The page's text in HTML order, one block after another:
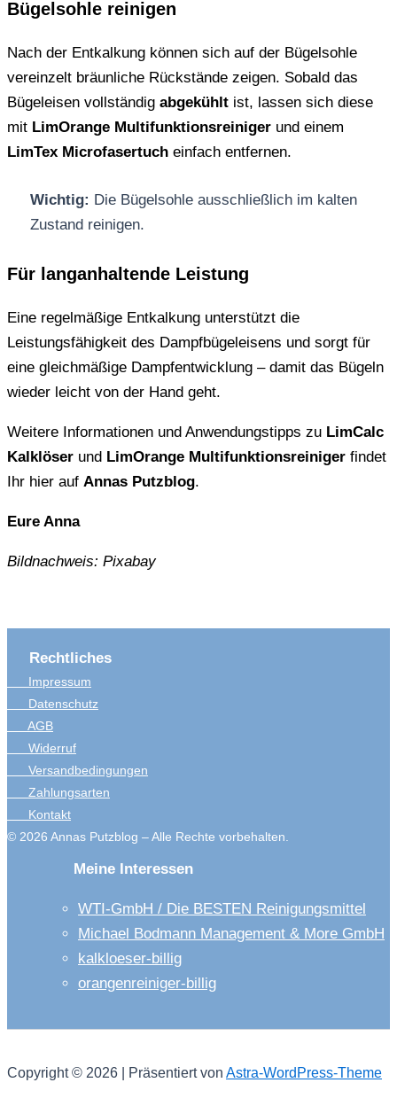
Bügelsohle reinigen
Nach der Entkalkung können sich auf der Bügelsohle
vereinzelt bräunliche Rückstände zeigen. Sobald das
Bügeleisen vollständig abgekühlt ist, lassen sich diese
mit LimOrange Multifunktionsreiniger und einem
LimTex Microfasertuch einfach entfernen.
Wichtig: Die Bügelsohle ausschließlich im kalten
Zustand reinigen.
Für langanhaltende Leistung
Eine regelmäßige Entkalkung unterstützt die
Leistungsfähigkeit des Dampfbügeleisens und sorgt für
eine gleichmäßige Dampfentwicklung – damit das Bügeln
wieder leicht von der Hand geht.
Weitere Informationen und Anwendungstipps zu LimCalc
Kalklöser und LimOrange Multifunktionsreiniger findet
Ihr hier auf Annas Putzblog.
Eure Anna
Bildnachweis: Pixabay
Rechtliches
Impressum
Datenschutz
AGB
Widerruf
Versandbedingungen
Zahlungsarten
Kontakt
© 2026 Annas Putzblog – Alle Rechte vorbehalten.
Meine Interessen
WTI-GmbH / Die BESTEN Reinigungsmittel
Michael Bodmann Management & More GmbH
kalkloeser-billig
orangenreiniger-billig
Copyright © 2026 | Präsentiert von Astra-WordPress-Theme